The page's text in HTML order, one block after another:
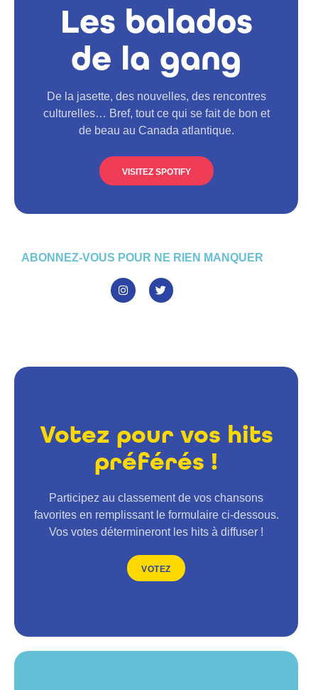
Les balados
de la gang
De la jasette, des nouvelles, des rencontres
culturelles… Bref, tout ce qui se fait de bon et
de beau au Canada atlantique.
VISITEZ SPOTIFY
ABONNEZ-VOUS POUR NE RIEN MANQUER
Votez pour vos hits
préférés !
Participez au classement de vos chansons
favorites en remplissant le formulaire ci-dessous.
Vos votes détermineront les hits à diffuser !
VOTEZ